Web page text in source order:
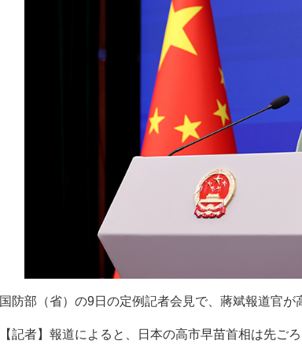
国防部（省）の9日の定例記者会見で、蔣斌報道官
【記者】報道によると、日本の高市早苗首相は先ご